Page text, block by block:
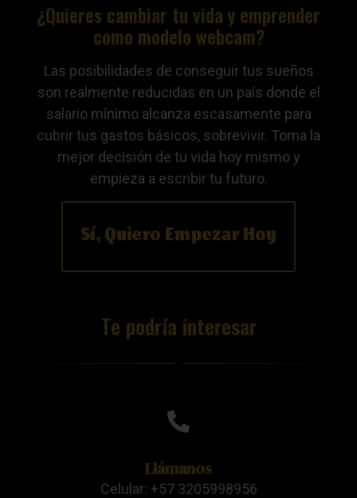
Te podría interesar
¿Quieres cambiar tu vida y emprender
como modelo webcam?
Las posibilidades de conseguir tus sueños
son realmente reducidas en un país donde el
salario mínimo alcanza escasamente para
cubrir tus gastos básicos, sobrevivir. Toma la
mejor decisión de tu vida hoy mismo y
empieza a escribir tu futuro.
Sí, Quiero Empezar Hoy
Llámanos
Celular: +57 3205998956